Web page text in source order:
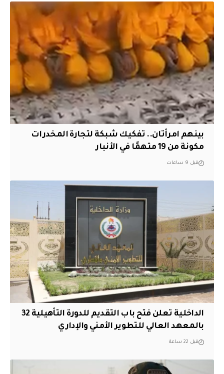
بينهم امرأتان.. تفكيك شبكة لتجارة المخدرات
مكونة من 19 متهمًا في الأنبار
قبل 9 ساعات
الداخلية تعلن فتح باب التقديم للدورة التأهيلية 32
بالمعهد العالي للتطوير الأمني والإداري
قبل 22 ساعة